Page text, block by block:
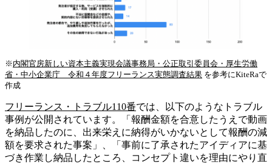
※ 内閣官房新しい資本主義実現会議事務局・公正取引委員会・厚生労働
省・中小企業庁 令和４年度フリーランス実態調査結果 を参考にKiteRaで
作成
フリーランス・トラブル110番では、以下のようなトラブル
事例が公開されています。「報酬金額を合意したうえで動画
を納品したのに、出来栄えに納得がいかないとして報酬の減
額を要求された事案」、「事前に了承されたアイディアに基
づき作業し納品したところ、コンセプト違いを理由にやり直